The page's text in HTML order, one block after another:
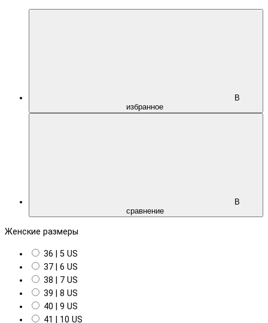
В
избранное
В
сравнение
Женские размеры
36 | 5 US
37 | 6 US
38 | 7 US
39 | 8 US
40 | 9 US
41 | 10 US